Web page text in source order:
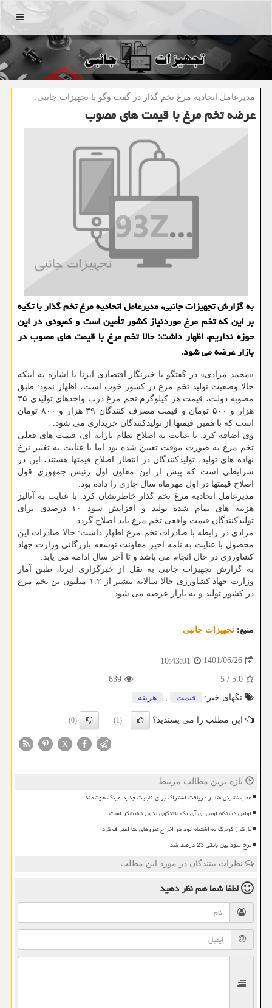
منو
مدیرعامل اتحادیه مرغ تخم گذار در گفت وگو با تجهیزات جانبی:
عرضه تخم مرغ با قیمت های مصوب
به گزارش تجهیزات جانبی، مدیرعامل اتحادیه مرغ تخم گذار با تکیه
بر این که تخم مرغ موردنیاز کشور تأمین است و کمبودی در این
حوزه نداریم، اظهار داشت: حالا تخم مرغ با قیمت های مصوب در
بازار عرضه می شود.
«محمد مرادی» در گفتگو با خبرنگار اقتصادی ایرنا با اشاره به اینکه
حالا وضعیت تولید تخم مرغ در کشور خوب است، اظهار نمود: طبق
مصوبه دولت، قیمت هر کیلوگرم تخم مرغ درب واحدهای تولیدی ۳۵
هزار و ۵۰۰ تومان و قیمت مصرف کنندگان ۳۹ هزار و ۸۰۰ تومان
است که با همین قیمتها از تولیدکنندگان خریداری می شود.
وی اضافه کرد: با عنایت به اصلاح نظام یارانه ای، قیمت های فعلی
تخم مرغ به صورت موقت تعیین شده بود اما با عنایت به تغییر نرخ
نهاده های تولید، تولیدکنندگان در انتظار اصلاح قیمتها هستند، این در
شرایطی است که پیش از این معاون اول رئیس جمهوری قول
اصلاح قیمتها در اول مهرماه سال جاری را داده بود.
مدیرعامل اتحادیه مرغ تخم گذار خاطرنشان کرد: با عنایت به آنالیز
هزینه های تمام شده تولید و افزایش سود ۱۰ درصدی برای
تولیدکنندگان قیمت واقعی تخم مرغ باید اصلاح گردد.
مرادی در رابطه با صادرات تخم مرغ اظهار داشت: حالا صادرات این
محصول با عنایت به نامه اخیر معاونت توسعه بازرگانی وزارت جهاد
کشاورزی در حال انجام می باشد و تا آخر سال ادامه می یابد.
به گزارش تجهیزات جانبی به نقل از خبرگزاری ایرنا، طبق آمار
وزارت جهاد کشاورزی حالا سالانه بیشتر از ۱.۲ میلیون تن تخم مرغ
در کشور تولید و به بازار عرضه می شود.
منبع: تجهیزات جانبی
1401/06/26
10:43:01
5.0
/
5
639
تگهای خبر:
قیمت , هزینه
این مطلب را می پسندید؟ (1)
(0)
X
تازه ترین مطالب مرتبط
عقب نشینی متا از دریافت اشتراک برای قابلیت جدید عینک هوشمند
اولین دستگاه اوپن ای آی یک بلندگوی بدون نمایشگر است
مارک زاکربرگ به اشتباه خود در اخراج نیروهای متا اعتراف کرد
نرخ سود بین بانکی 23 درصد شد
نظرات بینندگان در مورد این مطلب
لطفا شما همنظر دهید